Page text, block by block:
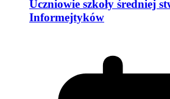
Uczniowie szkoły średniej
Informejtyków